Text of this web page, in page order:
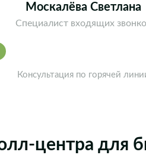
Москалёва Светлана
Специалист входящих
Консультация по горячей
центра для